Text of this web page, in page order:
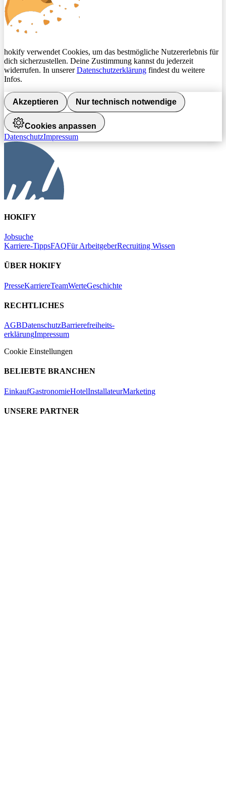
hokify verwendet Cookies, um das bestmögliche Nutzererlebnis für
dich sicherzustellen. Deine Zustimmung kannst du jederzeit
widerrufen. In unsererDatenschutzerklärung findest du weitere
Infos.
Akzeptieren Nur technisch notwendige
Cookies anpassen
DatenschutzImpressum
HOKIFY
Jobsuche
Karriere-TippsFAQFür ArbeitgeberRecruiting Wissen
ÜBER HOKIFY
PresseKarriereTeamWerteGeschichte
RECHTLICHES
AGBDatenschutzBarrierefreiheits-
erklärungImpressum
Cookie Einstellungen
BELIEBTE BRANCHEN
EinkaufGastronomieHotelInstallateurMarketing
UNSERE PARTNER